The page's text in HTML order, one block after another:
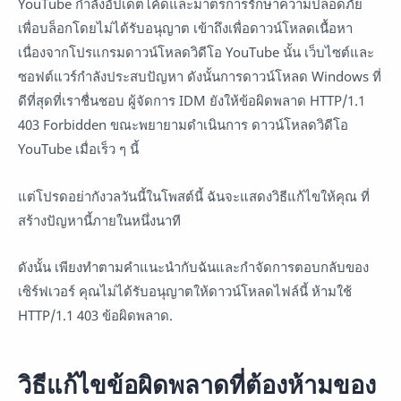
YouTube กำลังอัปเดตโค้ดและมาตรการรักษาความปลอดภัย
เพื่อบล็อกโดยไม่ได้รับอนุญาต เข้าถึงเพื่อดาวน์โหลดเนื้อหา
เนื่องจากโปรแกรมดาวน์โหลดวิดีโอ YouTube นั้น เว็บไซต์และ
ซอฟต์แวร์กำลังประสบปัญหา ดังนั้นการดาวน์โหลด Windows ที่
ดีที่สุดที่เราชื่นชอบ ผู้จัดการ IDM ยังให้ข้อผิดพลาด HTTP/1.1
403 Forbidden ขณะพยายามดำเนินการ ดาวน์โหลดวิดีโอ
YouTube เมื่อเร็ว ๆ นี้
แต่โปรดอย่ากังวลวันนี้ในโพสต์นี้ ฉันจะแสดงวิธีแก้ไขให้คุณ ที่
สร้างปัญหานี้ภายในหนึ่งนาที
ดังนั้น เพียงทำตามคำแนะนำกับฉันและกำจัดการตอบกลับของ
เซิร์ฟเวอร์ คุณไม่ได้รับอนุญาตให้ดาวน์โหลดไฟล์นี้ ห้ามใช้
HTTP/1.1 403 ข้อผิดพลาด.
วิธีแก้ไขข้อผิดพลาดที่ต้องห้ามของ